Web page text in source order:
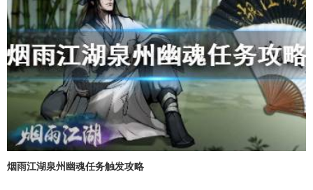
烟雨江湖泉州幽魂任务触发攻略